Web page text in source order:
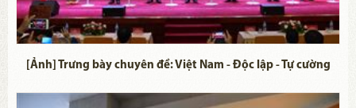
[Ảnh] Trưng bày chuyên đề: Việt Nam - Độc lập - Tự cường